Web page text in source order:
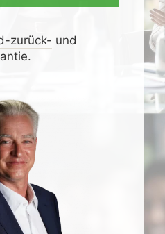
zurück- und